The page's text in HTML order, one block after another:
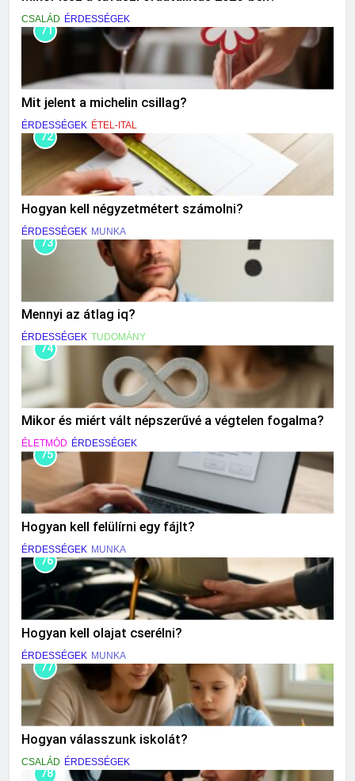
CSALÁD ÉRDESSÉGEK
71
Mit jelent a michelin csillag?
ÉRDESSÉGEK ÉTEL-ITAL
72
Hogyan kell négyzetmétert számolni?
ÉRDESSÉGEK MUNKA
73
Mennyi az átlag iq?
ÉRDESSÉGEK TUDOMÁNY
74
Mikor és miért vált népszerűvé a végtelen fogalma?
ÉLETMÓD ÉRDESSÉGEK
75
Hogyan kell felülírni egy fájlt?
ÉRDESSÉGEK MUNKA
76
Hogyan kell olajat cserélni?
ÉRDESSÉGEK MUNKA
77
Hogyan válasszunk iskolát?
CSALÁD ÉRDESSÉGEK
78